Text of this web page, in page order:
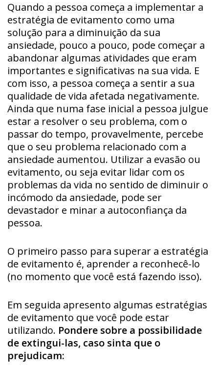
Quando a pessoa começa a implementar a
estratégia de evitamento como uma
solução para a diminuição da sua
ansiedade, pouco a pouco, pode começar a
abandonar algumas atividades que eram
importantes e significativas na sua vida. E
com isso, a pessoa começa a sentir a sua
qualidade de vida afetada negativamente.
Ainda que numa fase inicial a pessoa julgue
estar a resolver o seu problema, com o
passar do tempo, provavelmente, percebe
que o seu problema relacionado com a
ansiedade aumentou. Utilizar a evasão ou
evitamento, ou seja evitar lidar com os
problemas da vida no sentido de diminuir o
incómodo da ansiedade, pode ser
devastador e minar a autoconfiança da
pessoa.
O primeiro passo para superar a estratégia
de evitamento é, aprender a reconhecê-lo
(no momento que você está fazendo isso).
Em seguida apresento algumas estratégias
de evitamento que você pode estar
utilizando. Pondere sobre a possibilidade
de extingui-las, caso sinta que o
prejudicam: